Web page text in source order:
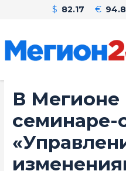
$ 82.17 €
В
семинаре-